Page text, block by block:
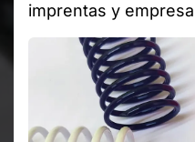
imprentas y